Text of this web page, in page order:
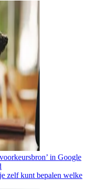
in Google
zelf kunt bepalen welke